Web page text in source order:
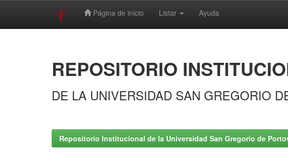
Página de inicio Listar Ayuda
REPOSITORIO
DE LA UNIVERSIDAD SAN GREGORIO
Repositorio Institucional de la Universidad San Gregorio de